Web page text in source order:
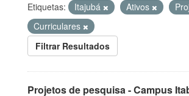
Etiquetas: Itajubá Ativos
Curriculares
Filtrar Resultados
Projetos de pesquisa - Campus